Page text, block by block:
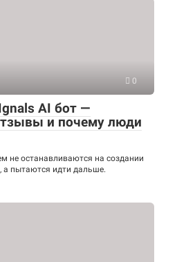
0
AI бот —
и почему люди
не останавливаются на создании
а пытаются идти дальше.